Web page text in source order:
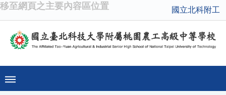
移至網頁之主要內容區位置 國立北科附工